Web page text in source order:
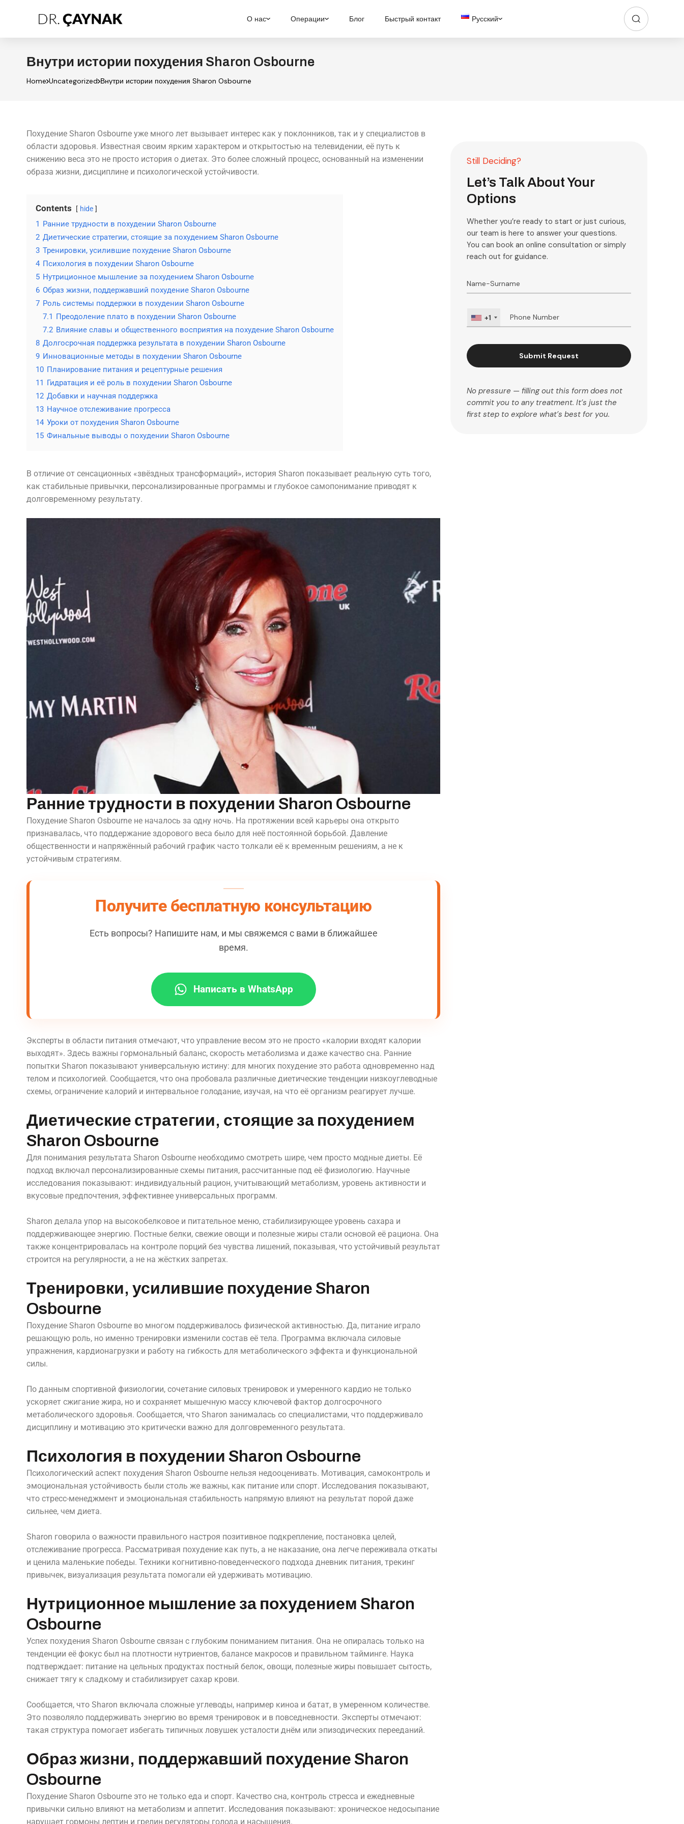
О нас Операции Блог Быстрый контакт Русский
Внутри истории похудения Sharon Osbourne
Home Uncategorized Внутри истории похудения Sharon Osbourne
Похудение Sharon Osbourne уже много лет вызывает интерес как у поклонников, так и у специалистов в
области здоровья. Известная своим ярким характером и открытостью на телевидении, её путь к
снижению веса это не просто история о диетах. Это более сложный процесс, основанный на изменении
образа жизни, дисциплине и психологической устойчивости.
Contents hide
1 Ранние трудности в похудении Sharon Osbourne
2 Диетические стратегии, стоящие за похудением Sharon Osbourne
3 Тренировки, усилившие похудение Sharon Osbourne
4 Психология в похудении Sharon Osbourne
5 Нутриционное мышление за похудением Sharon Osbourne
6 Образ жизни, поддержавший похудение Sharon Osbourne
7 Роль системы поддержки в похудении Sharon Osbourne
7.1 Преодоление плато в похудении Sharon Osbourne
7.2 Влияние славы и общественного восприятия на похудение Sharon Osbourne
8 Долгосрочная поддержка результата в похудении Sharon Osbourne
9 Инновационные методы в похудении Sharon Osbourne
10 Планирование питания и рецептурные решения
11 Гидратация и её роль в похудении Sharon Osbourne
12 Добавки и научная поддержка
13 Научное отслеживание прогресса
14 Уроки от похудения Sharon Osbourne
15 Финальные выводы о похудении Sharon Osbourne
В отличие от сенсационных «звёздных трансформаций», история Sharon показывает реальную суть того,
как стабильные привычки, персонализированные программы и глубокое самопонимание приводят к
долговременному результату.
Ранние трудности в похудении Sharon Osbourne
Похудение Sharon Osbourne не началось за одну ночь. На протяжении всей карьеры она открыто
признавалась, что поддержание здорового веса было для неё постоянной борьбой. Давление
общественности и напряжённый рабочий график часто толкали её к временным решениям, а не к
устойчивым стратегиям.
Получите бесплатную консультацию
Есть вопросы? Напишите нам, и мы свяжемся с вами в ближайшее
время.
Написать в WhatsApp
Эксперты в области питания отмечают, что управление весом это не просто «калории входят калории
выходят». Здесь важны гормональный баланс, скорость метаболизма и даже качество сна. Ранние
попытки Sharon показывают универсальную истину: для многих похудение это работа одновременно над
телом и психологией. Сообщается, что она пробовала различные диетические тенденции низкоуглеводные
схемы, ограничение калорий и интервальное голодание, изучая, на что её организм реагирует лучше.
Диетические стратегии, стоящие за похудением
Sharon Osbourne
Для понимания результата Sharon Osbourne необходимо смотреть шире, чем просто модные диеты. Её
подход включал персонализированные схемы питания, рассчитанные под её физиологию. Научные
исследования показывают: индивидуальный рацион, учитывающий метаболизм, уровень активности и
вкусовые предпочтения, эффективнее универсальных программ.
Sharon делала упор на высокобелковое и питательное меню, стабилизирующее уровень сахара и
поддерживающее энергию. Постные белки, свежие овощи и полезные жиры стали основой её рациона. Она
также концентрировалась на контроле порций без чувства лишений, показывая, что устойчивый результат
строится на регулярности, а не на жёстких запретах.
Тренировки, усилившие похудение Sharon
Osbourne
Похудение Sharon Osbourne во многом поддерживалось физической активностью. Да, питание играло
решающую роль, но именно тренировки изменили состав её тела. Программа включала силовые
упражнения, кардионагрузки и работу на гибкость для метаболического эффекта и функциональной
силы.
По данным спортивной физиологии, сочетание силовых тренировок и умеренного кардио не только
ускоряет сжигание жира, но и сохраняет мышечную массу ключевой фактор долгосрочного
метаболического здоровья. Сообщается, что Sharon занималась со специалистами, что поддерживало
дисциплину и мотивацию это критически важно для долговременного результата.
Психология в похудении Sharon Osbourne
Психологический аспект похудения Sharon Osbourne нельзя недооценивать. Мотивация, самоконтроль и
эмоциональная устойчивость были столь же важны, как питание или спорт. Исследования показывают,
что стресс-менеджмент и эмоциональная стабильность напрямую влияют на результат порой даже
сильнее, чем диета.
Sharon говорила о важности правильного настроя позитивное подкрепление, постановка целей,
отслеживание прогресса. Рассматривая похудение как путь, а не наказание, она легче переживала откаты
и ценила маленькие победы. Техники когнитивно-поведенческого подхода дневник питания, трекинг
привычек, визуализация результата помогали ей удерживать мотивацию.
Нутриционное мышление за похудением Sharon
Osbourne
Успех похудения Sharon Osbourne связан с глубоким пониманием питания. Она не опиралась только на
тенденции её фокус был на плотности нутриентов, балансе макросов и правильном тайминге. Наука
подтверждает: питание на цельных продуктах постный белок, овощи, полезные жиры повышает сытость,
снижает тягу к сладкому и стабилизирует сахар крови.
Сообщается, что Sharon включала сложные углеводы, например киноа и батат, в умеренном количестве.
Это позволяло поддерживать энергию во время тренировок и в повседневности. Эксперты отмечают:
такая структура помогает избегать типичных ловушек усталости днём или эпизодических перееданий.
Образ жизни, поддержавший похудение Sharon
Osbourne
Похудение Sharon Osbourne это не только еда и спорт. Качество сна, контроль стресса и ежедневные
привычки сильно влияют на метаболизм и аппетит. Исследования показывают: хроническое недосыпание
нарушает гормоны лептин и грелин регуляторы голода и насыщения.
Still Deciding?
Let’s Talk About Your
Options
Whether you’re ready to start or just curious,
our team is here to answer your questions.
You can book an online consultation or simply
reach out for guidance.
+1
Submit Request
No pressure — filling out this form does not
commit you to any treatment. It’s just the
first step to explore what’s best for you.